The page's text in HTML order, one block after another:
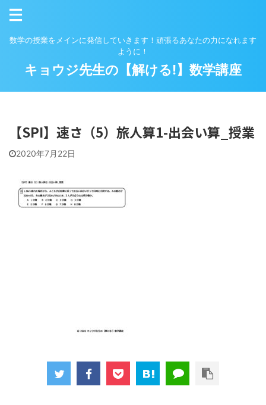
数学の授業をメインに発信していきます！頑張るあなたの力になれます
ように！
キョウジ先生の【解ける!】数学講座
【SPI】速さ（5）旅人算1-出会い算_授業
2020年7月22日